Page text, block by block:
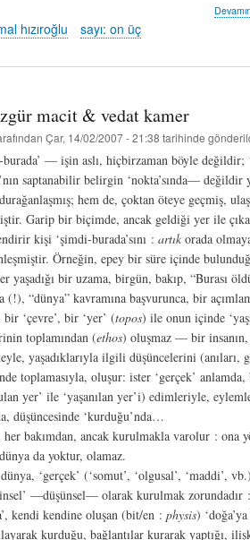
çıkrık
kemâl
hızıroğlu sayı: on üç
macit & vedat kamer
Çar, 14/02/2007 - 21:38 tarihinde
burada’ ­— işin aslı, hiçbirzaman böyle değildir;
saptanabilir belirgin ‘nokta’sında— değildir
hem de, çoktan öteye geçmiş,
Garip bir biçimde, ancak geldiği yer ile
kişi ‘şimdi-burada’sını : artıkorada
Örneğin, epey bir süre içinde
yaşadığı bir uzama, birgün, bakıp, “Burası
(!), “dünya” kavramına başvurunca, bir
‘çevre’, bir ‘yer’ (topos) ile onun içinde
toplamından (ethos) oluşmaz — bir
yaşadıklarıyla ilgili düşüncelerini
toplamasıyla, oluşur: ister ‘gerçek’
yer’ ile ‘yaşanılan yer’i) edimleriyle,
düşüncesinde ‘kurduğu’nda…
bakımdan, ancak kurulmakla varolur : ona
da yoktur, olamaz.
‘gerçek’ (‘somut’, ‘olgusal’, ‘maddi’,
—düşünsel— olarak kurulmak
kendi kendine oluşan (bit/en : physis)
kurduğu, bağlantılar kurarak yaptığı,